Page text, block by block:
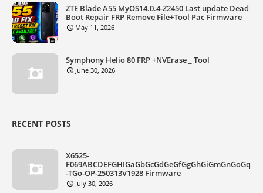
ZTE Blade A55 MyOS14.0.4-Z2450 Last update Dead
Boot Repair FRP Remove File+Tool Pac Firmware
May 11, 2026
Symphony Helio 80 FRP +NVErase _ Tool
June 30, 2026
RECENT POSTS
X6525-
F069ABCDEFGHIGaGbGcGdGeGfGgGhGiGmGnGoGq
-TGo-OP-250313V1928 Firmware
July 30, 2026